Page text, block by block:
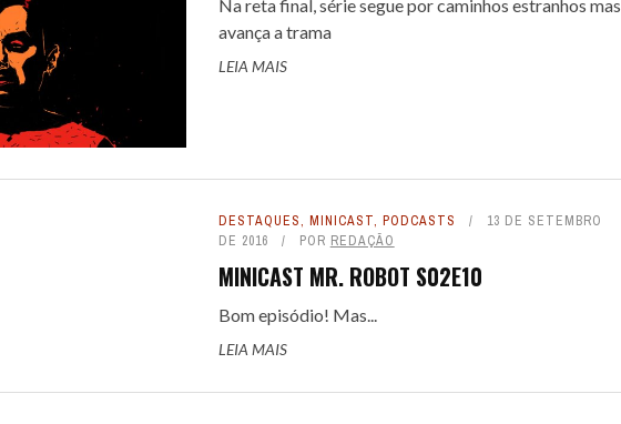
Na reta final, série segue por caminhos estranhos mas
avança a trama
LEIA MAIS
DESTAQUES, MINICAST, PODCASTS
13 DE SETEMBRO
DE 2016
POR REDAÇÃO
MINICAST MR. ROBOT S02E10
Bom episódio! Mas...
LEIA MAIS